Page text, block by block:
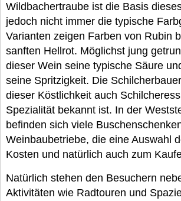
Wildbachertraube ist die Basis
jedoch nicht immer die typische
Varianten zeigen Farben von Rubin
sanften Hellrot. Möglichst jung
dieser Wein seine typische Säure
seine Spritzigkeit. Die
dieser Köstlichkeit auch
Spezialität bekannt ist. In der
befinden sich viele
Weinbaubetriebe, die eine Auswahl
Kosten und natürlich auch zum
Natürlich stehen den Besuchern
Aktivitäten wie Radtouren und